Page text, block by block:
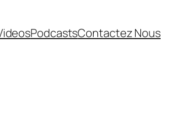
PodcastsContactez Nous